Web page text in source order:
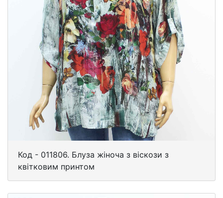
Код - 011806. Блуза жіноча з віскози з
квітковим принтом